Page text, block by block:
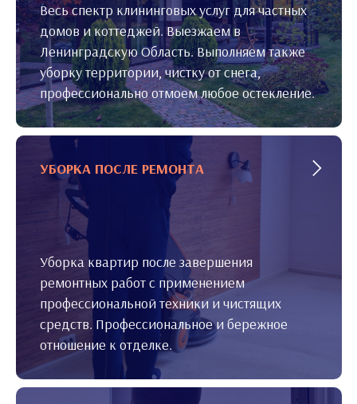
Весь спектр клининговых услуг для частных
домов и коттеджей. Выезжаем в
Ленинградскую Область. Выполняем также
уборку территории, чистку от снега,
профессионально отмоем любое остекление.
УБОРКА ПОСЛЕ РЕМОНТА
Уборка квартир после завершения
ремонтных работ с применением
профессиональной техники и чистящих
средств. Профессиональное и бережное
отношение к отделке.